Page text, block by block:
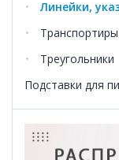
Линейки,
Транспортиры
Треугольники
Подставки для